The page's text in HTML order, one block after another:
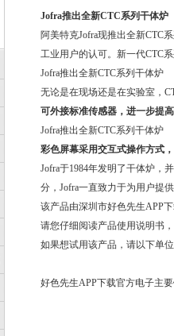
Jofra推出全新CTC系列干体炉
阿美特克Jofra现推出全新CTC
工业用户的认可。新一代CTC
Jofra推出全新CTC系列干体炉
无论是在现场还是在实验室，
可外接标准传感器，进一步提
Jofra推出全新CTC系列干体炉
彩色屏幕采用交互式操作方式
Jofra于1984年发明了干体炉，
分，Jofra一直致力于为用户提
该产品由深圳市好色先生APP
请您仔细阅读产品使用说明书
如果想试用该产品，请以下单
好色先生APP下载官方电子主